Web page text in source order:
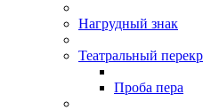
Нагрудный знак
Театральный
Проба пера